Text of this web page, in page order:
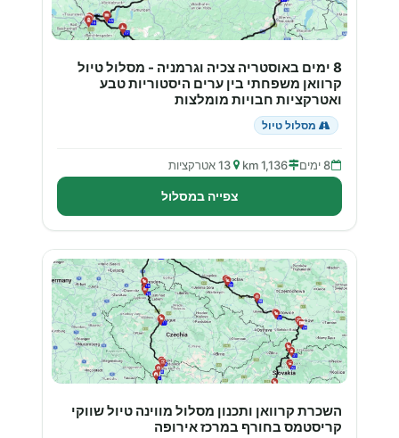
8 ימים באוסטריה צכיה וגרמניה - מסלול טיול
קרוואן משפחתי בין ערים היסטוריות טבע
ואטרקציות חבויות מומלצות
מסלול טיול
8 ימים 1,136 km 13 אטרקציות
צפייה במסלול
השכרת קרוואן ותכנון מסלול מווינה טיול שווקי
קריסטמס בחורף במרכז אירופה